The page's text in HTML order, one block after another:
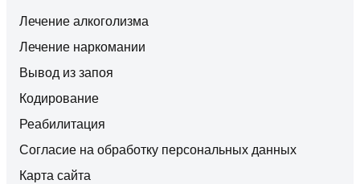
Лечение алкоголизма
Лечение наркомании
Вывод из запоя
Кодирование
Реабилитация
Согласие на обработку персональных данных
Карта сайта